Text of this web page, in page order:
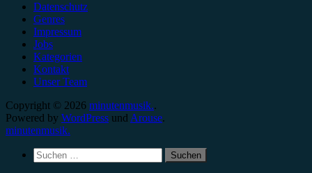
Datenschutz
Genres
Impressum
Jobs
Kategorien
Kontakt
Unser Team
Copyright © 2026 minutenmusik..
Powered by WordPress und Arouse.
minutenmusik.
Suchen
nach: